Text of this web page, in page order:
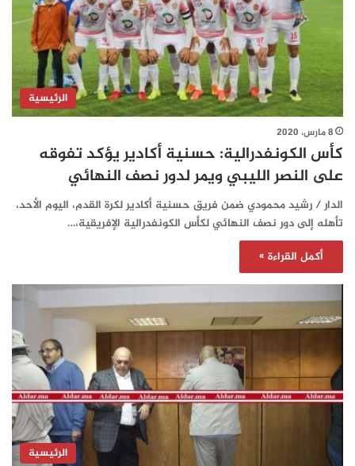
الرئيسية
8 مارس، 2020
كأس الكونفدرالية: حسنية أكادير يؤكد تفوقه
على النصر الليبي ويمر لدور نصف النهائي
الدار / رشيد محمودي ضمن فريق حسنية أكادير لكرة القدم، اليوم الأحد،
تأهله إلى دور نصف النهائي لكأس الكونفدرالية الإفريقية،…
أكمل القراءة »
الرئيسية